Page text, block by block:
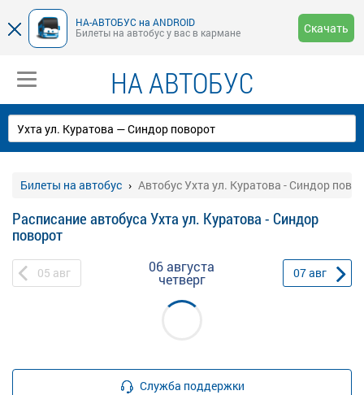
НА-АВТОБУС на ANDROID
Билеты на автобус у вас в кармане
Скачать
НА АВТОБУС
Билеты на автобус Автобус Ухта ул. Куратова - Синдор
Расписание автобуса Ухта ул. Куратова - Синдор
поворот
05 авг 06 августа
четверг 07авг
Служба поддержки